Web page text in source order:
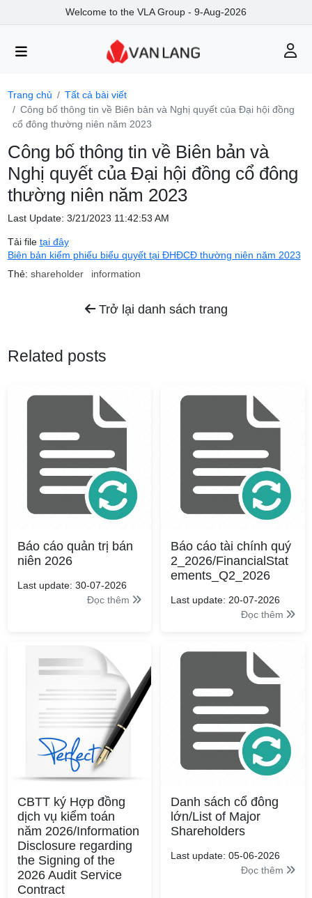
Welcome to the VLA Group - 9-Aug-2026
Trang chủ
Tất cả bài viết
Công bố thông tin về Biên bản và Nghị quyết của Đại hội đồng
cổ đông thường niên năm 2023
Công bố thông tin về Biên bản và
Nghị quyết của Đại hội đồng cổ đông
thường niên năm 2023
Last Update: 3/21/2023 11:42:53 AM
Tải file tại đây
Biên bản kiểm phiếu biểu quyết tại ĐHĐCĐ thường niên năm 2023
Thẻ: shareholder information
Trở lại danh sách trang
Related posts
Báo cáo quản trị bán
niên 2026
Last update: 30-07-2026
Đọc thêm
Báo cáo tài chính quý
2_2026/FinancialStat
ements_Q2_2026
Last update: 20-07-2026
Đọc thêm
CBTT ký Hợp đồng
dịch vụ kiểm toán
năm 2026/Information
Disclosure regarding
the Signing of the
2026 Audit Service
Contract
Danh sách cổ đông
lớn/List of Major
Shareholders
Last update: 05-06-2026
Đọc thêm